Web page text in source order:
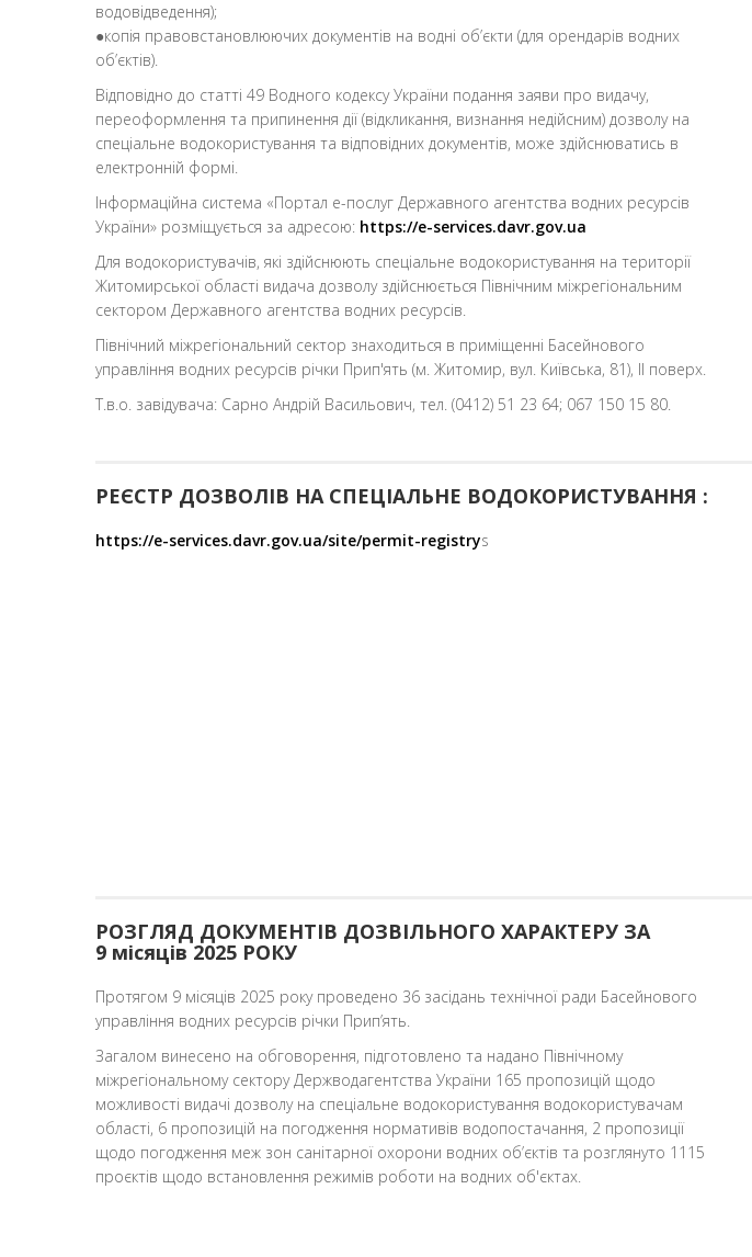
водовідведення);
●копія правовстановлюючих документів на водні об’єкти (для орендарів водних
об’єктів).
Відповідно до статті 49 Водного кодексу України подання заяви про видачу,
переоформлення та припинення дії (відкликання, визнання недійсним) дозволу на
спеціальне водокористування та відповідних документів, може здійснюватись в
електронній формі.
Інформаційна система «Портал е-послуг Державного агентства водних ресурсів
України» розміщується за адресою: https://e-services.davr.gov.ua
Для водокористувачів, які здійснюють спеціальне водокористування на території
Житомирської області видача дозволу здійснюється Північним міжрегіональним
сектором Державного агентства водних ресурсів.
Північний міжрегіональний сектор знаходиться в приміщенні Басейнового
управління водних ресурсів річки Прип'ять (м. Житомир, вул. Київська, 81), ІІ поверх.
Т.в.о. завідувача: Сарно Андрій Васильович, тел. (0412) 51 23 64; 067 150 15 80.
РЕЄСТР ДОЗВОЛІВ НА СПЕЦІАЛЬНЕ ВОДОКОРИСТУВАННЯ :
https://e-services.davr.gov.ua/site/permit-registrys
РОЗГЛЯД ДОКУМЕНТІВ ДОЗВІЛЬНОГО ХАРАКТЕРУ ЗА
9 місяців 2025 РОКУ
Протягом 9 місяців 2025 року проведено 36 засідань технічної ради Басейнового
управління водних ресурсів річки Прип’ять.
Загалом винесено на обговорення, підготовлено та надано Північному
міжрегіональному сектору Держводагентства України 165 пропозицій щодо
можливості видачі дозволу на спеціальне водокористування водокористувачам
області, 6 пропозицій на погодження нормативів водопостачання, 2 пропозиції
щодо погодження меж зон санітарної охорони водних об’єктів та розглянуто 1115
проєктів щодо встановлення режимів роботи на водних об'єктах.